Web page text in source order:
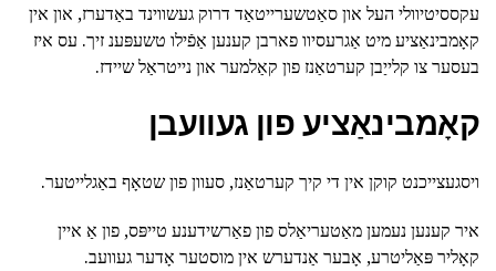
עקססיטיוולי העל און סאַטשערייטאַד דרוק געשווינד באַדערז, און אין
קאָמבינאַציע מיט אַגרעסיוו פארבן קענען אַפֿילו טשעפּענ זיך. עס איז
בעסער צו קלייַבן קערטאַנז פון קאַלמער און נייטראַל שיידז.
קאָמבינאַציע פון געוועבן
ויסגעצייכנט קוקן אין די קיך קערטאַנז, סעוון פון שטאָף באַגלייטער.
איר קענען נעמען מאַטעריאַלס פון פאַרשידענע טייפּס, פון אַ איין
קאָליר פּאַליטרע, אָבער אַנדערש אין מוסטער אָדער געוועב.